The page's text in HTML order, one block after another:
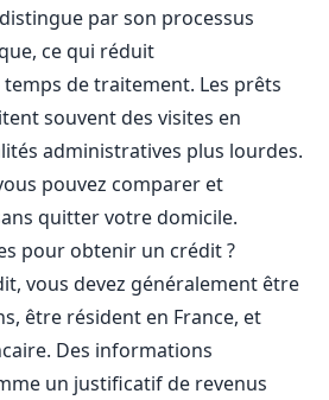
par son processus
ce qui réduit
de traitement. Les prêts
souvent des visites en
administratives plus lourdes.
pouvez comparer et
quitter votre domicile.
pour obtenir un crédit ?
vous devez généralement être
être résident en France, et
Des informations
un justificatif de revenus